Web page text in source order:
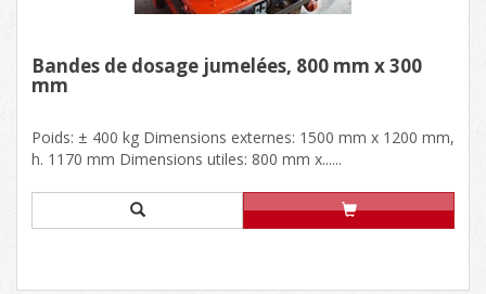
Bandes de dosage jumelées, 800 mm x 300
mm
Poids: ± 400 kg Dimensions externes: 1500 mm x 1200 mm,
h. 1170 mm Dimensions utiles: 800 mm x......